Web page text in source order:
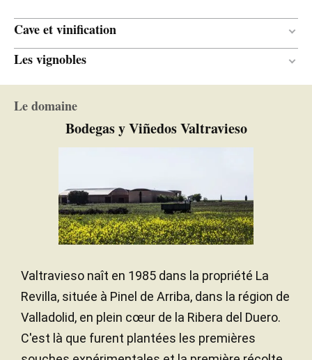
Cave et vinification
DURÉE DE L'ÉLEVAGE
Les vignobles
Continental
Le domaine
Bodegas y Viñedos Valtravieso
Valtravieso naît en 1985 dans la propriété La
Revilla, située à Pinel de Arriba, dans la région de
Valladolid, en plein cœur de la Ribera del Duero.
C'est là que furent plantées les premières